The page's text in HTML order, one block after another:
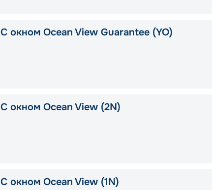
С окном Ocean View Guarantee (YO)
С окном Ocean View (2N)
С окном Ocean View (1N)